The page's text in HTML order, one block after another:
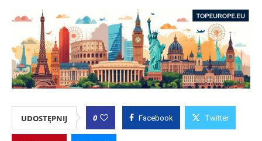
UDOSTĘPNIJ 0 Facebook Twitter